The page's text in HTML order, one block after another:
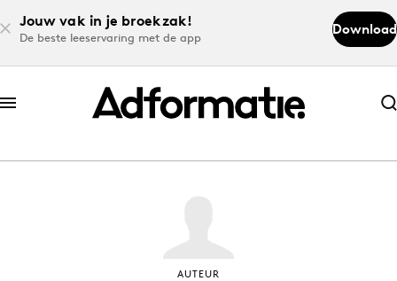
Jouw vak in je broekzak!
De beste leeservaring met de app
Download
Abonneer nu
Abonneer nu
Download de app
AUTEUR